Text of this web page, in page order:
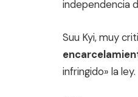
independencia
Suu Kyi, muy
infringido» la ley.